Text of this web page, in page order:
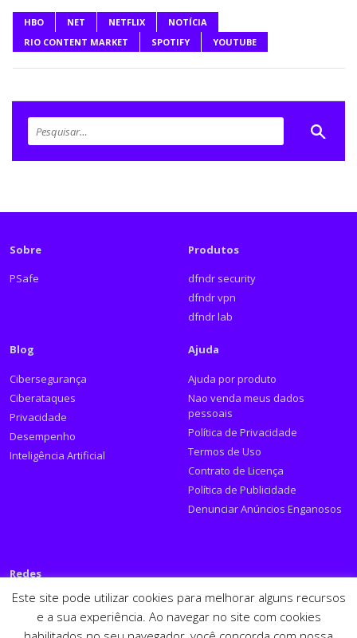
HBO NET NETFLIX
NOTÍCIA
RIO CONTENT MARKET
SPOTIFY YOUTUBE
Sobre
PSafe
Produtos
dfndr security
dfndr vpn
dfndr lab
Blog
Cibersegurança
Ciberataques
Privacidade
Desempenho
Inteligência Artificial
Ajuda
Ajuda por produto
Nao venda meus dados
pessoais
Política de Privacidade
Termos de Uso
Contrato de Licença
Política de Publicidade
Denunciar Anúncios Enganosos
Redes
Siga a PSafe:
Este site pode utilizar cookies para melhorar alguns recursos
e a sua experiência. Ao navegar no site com cookies